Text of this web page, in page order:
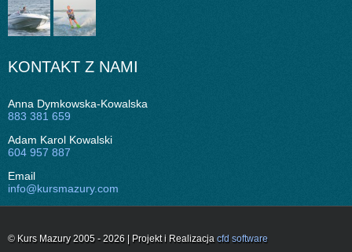
KONTAKT Z NAMI
Anna Dymkowska-Kowalska
883 381 659
Adam Karol Kowalski
604 957 887
Email
info@kursmazury.com
© Kurs Mazury 2005 - 2026 | Projekt i Realizacja cfd software